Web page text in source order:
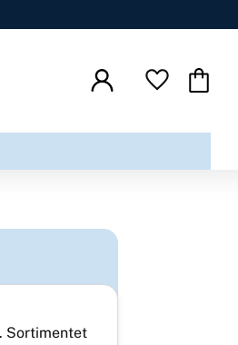
Favoriter
Sortimentet